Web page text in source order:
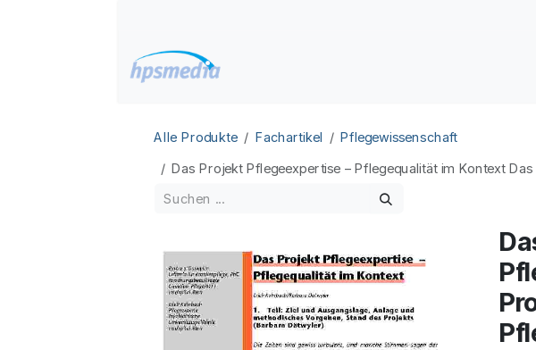
Alle Produkte Fachartikel
Pflegewissenschaft
Das Projekt Pflegeexpertise – Pflegequalität im Kontext